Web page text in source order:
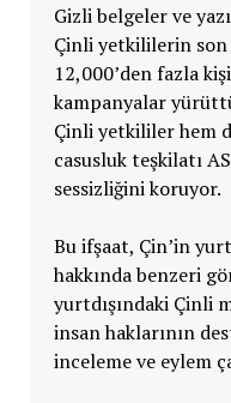
Gizli belgeler ve
Çinli yetkililerin son
12,000’den fazla
kampanyalar
Çinli yetkililer hem
casusluk teşkilatı
sessizliğini koruyor.
Bu ifşaat, Çin’in
hakkında benzeri
yurtdışındaki Çinli
insan haklarının
inceleme ve eylem